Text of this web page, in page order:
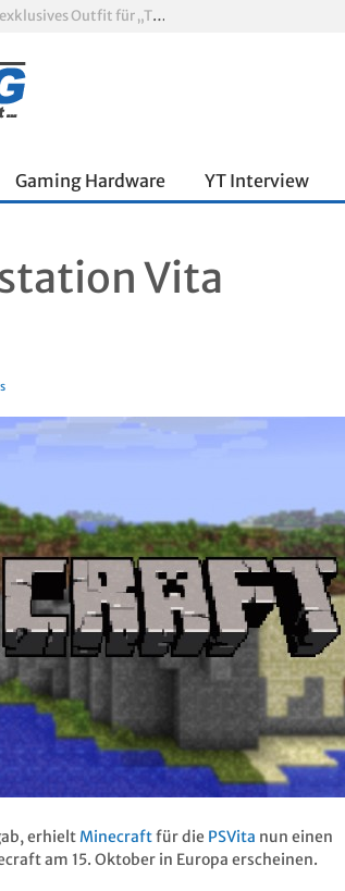
„ARC Raiders“-Spieler erhalten exklusives Outfit für „The Finals“
Gaming Hardware YT Interview
Vita
erhieltMinecraftfür die PSVita nun einen
am 15. Oktober in Europa erscheinen.